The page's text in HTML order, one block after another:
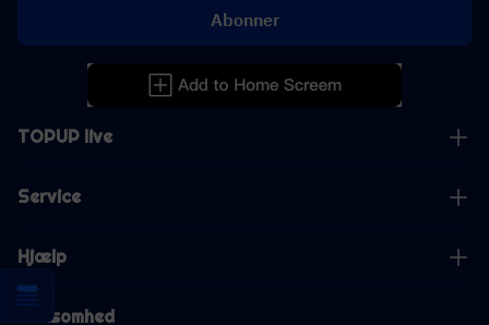
TOPUP live
Service
Hjælp
Virksomhed
Abonner